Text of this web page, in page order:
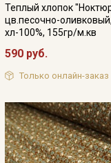
Теплый хлопок
цв.песочно-
хл-100%, 155гр/м.кв
590 руб.
Только онлайн-заказ
сПолитикой
даюСогласие на
на получение
рассылок